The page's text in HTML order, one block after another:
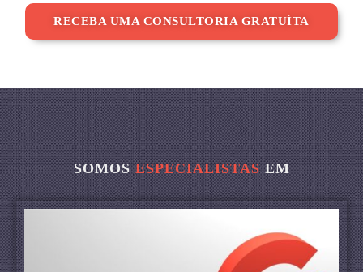
RECEBA UMA CONSULTORIA GRATUÍTA
SOMOSESPECIALISTASEM